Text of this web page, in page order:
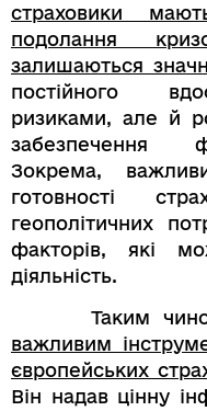
страховики
подолання
залишаються
постійного
ризиками, але й
забезпечення
Зокрема,
готовності
геополітичних
факторів, які
діяльність.
Таким
важливим
європейських
Він надав цінну